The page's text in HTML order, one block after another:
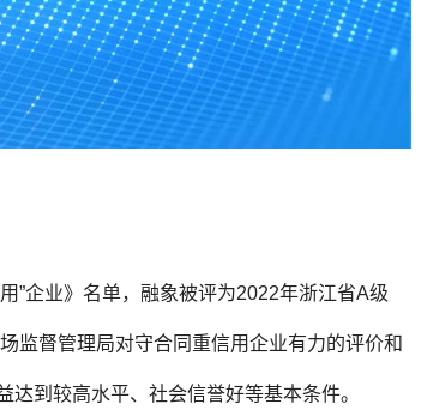
”企业》名单，融象被评为2022年浙江省A级
监督管理局对守合同重信用企业有力的评价和
到较高水平、社会信誉好等基本条件。